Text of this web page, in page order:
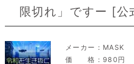
限切れ」ですー [公
メーカー： MASK
価 格：980円